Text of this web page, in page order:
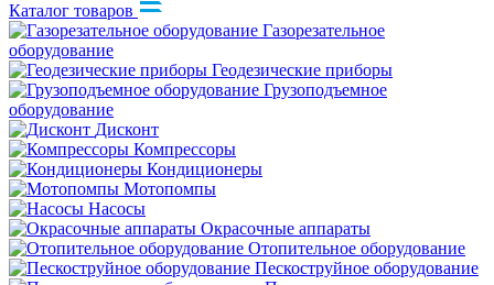
Каталог товаров
Газорезательное
оборудование
Геодезические приборы
Грузоподъемное
оборудование
Дисконт
Компрессоры
Кондиционеры
Мотопомпы
Насосы
Окрасочные аппараты
Отопительное оборудование
Пескоструйное оборудование